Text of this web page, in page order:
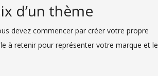
d’un thème
devez commencer par créer votre propre
à retenir pour représenter votre marque et le